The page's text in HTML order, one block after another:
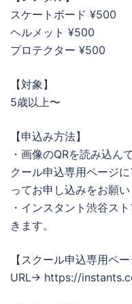
スケートボード ¥500
ヘルメット ¥500
プロテクター ¥500
【対象】
5歳以上〜
【申込み方法】
・画像のQRを読み込ん
クール申込専用ページ
ってお申し込みをお願い
・インスタント渋谷ス
きます。
【スクール申込専用ペー
URL→ https://